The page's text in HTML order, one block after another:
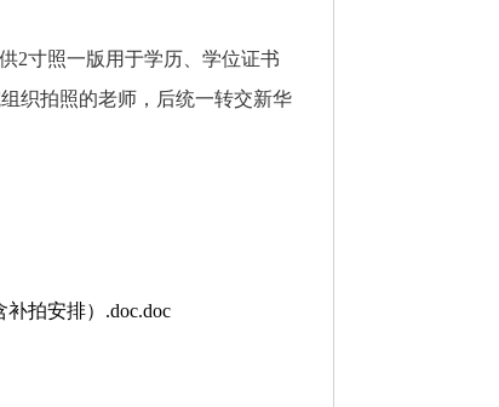
2寸照一版用于学历、学位证书
织拍照的老师，后统一转交新华
拍安排）.doc.doc